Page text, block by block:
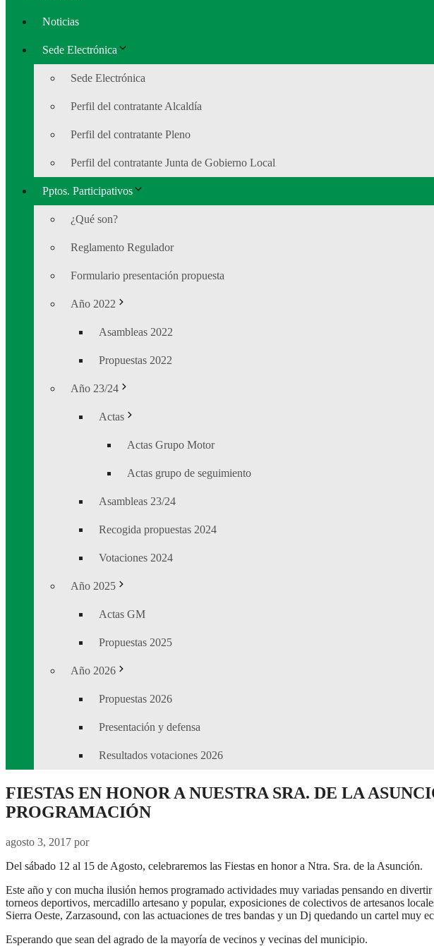
Noticias
Sede Electrónica
Sede Electrónica
Perfil del contratante Alcaldía
Perfil del contratante Pleno
Perfil del contratante Junta de Gobierno Local
Pptos. Participativos
¿Qué son?
Reglamento Regulador
Formulario presentación propuesta
Año 2022
Asambleas 2022
Propuestas 2022
Año 23/24
Actas
Actas Grupo Motor
Actas grupo de seguimiento
Asambleas 23/24
Recogida propuestas 2024
Votaciones 2024
Año 2025
Actas GM
Propuestas 2025
Año 2026
Propuestas 2026
Presentación y defensa
Resultados votaciones 2026
FIESTAS EN HONOR A NUESTRA SRA. DE LA
PROGRAMACIÓN
agosto 3, 2017 por
Del sábado 12 al 15 de Agosto, celebraremos las Fiestas en honor a Ntra. Sra. de la Asunción.
Este año y con mucha ilusión hemos programado actividades muy variadas pensando en
torneos deportivos, mercadillo artesano y popular, exposiciones de colectivos de artesanos
Sierra Oeste, Zarzasound, con las actuaciones de tres bandas y un Dj quedando un cartel muy
Esperando que sean del agrado de la mayoría de vecinos y vecinas del municipio.